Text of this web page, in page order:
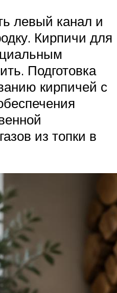
левый канал и
Кирпичи для
Подготовка
кирпичей с
из топки в